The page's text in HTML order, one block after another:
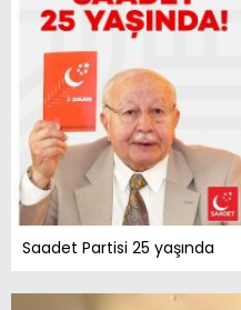
Saadet Partisi 25 yaşında